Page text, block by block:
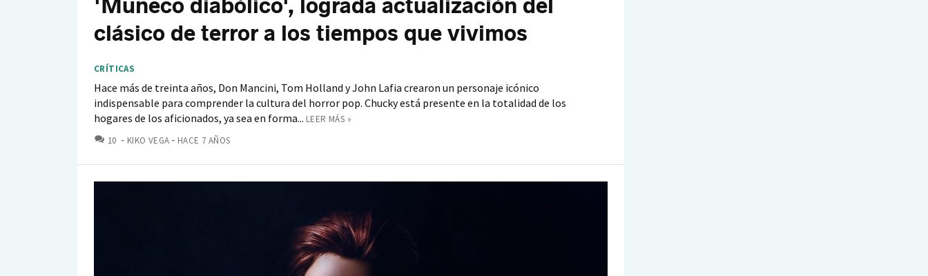
'Muñeco diabólico', lograda actualización del
clásico de terror a los tiempos que vivimos
CRÍTICAS
Hace más de treinta años, Don Mancini, Tom Holland y John Lafia crearon un personaje icónico
indispensable para comprender la cultura del horror pop. Chucky está presente en la totalidad de los
hogares de los aficionados, ya sea en forma... LEER MÁS »
10 COMENTARIOS
KIKO VEGA HACE 7 AÑOS